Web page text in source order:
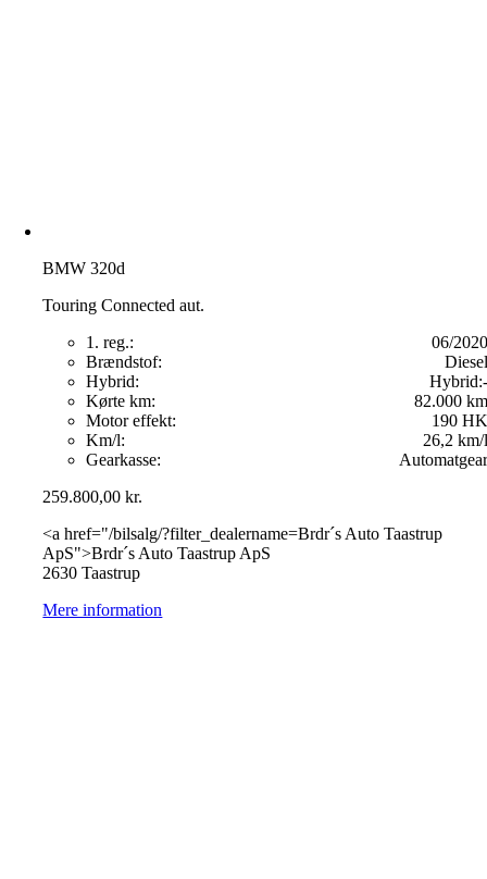
BMW 320d
Touring Connected aut.
1. reg.:
06/2020
Brændstof:
Diesel
Hybrid:
Hybrid:-
Kørte km:
82.000 km
Motor effekt:
190 HK
Km/l:
26,2 km/l
Gearkasse:
Automatgear
259.800,00kr.
<a href="/bilsalg/?filter_dealername=Brdr´s Auto Taastrup
ApS">Brdr´s Auto Taastrup ApS
2630 Taastrup
Mere information